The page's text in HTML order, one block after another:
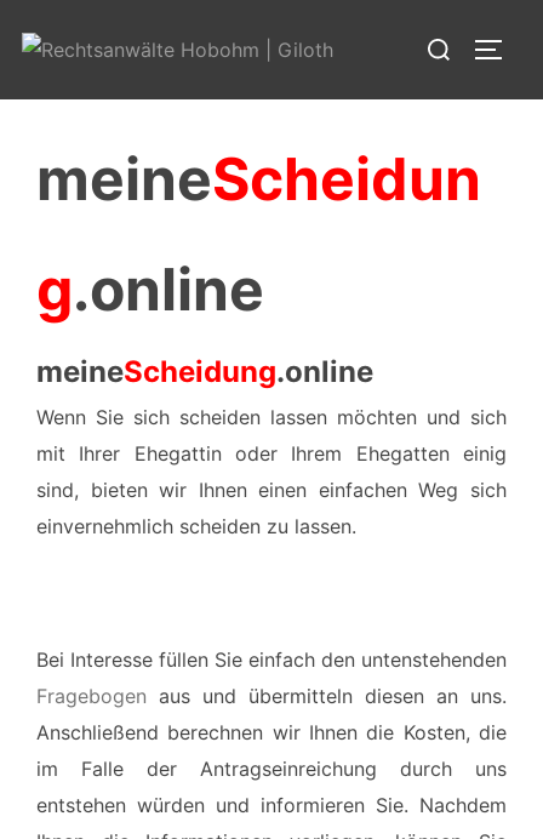
Inhalt
Suchen
meineScheidun
g.online
meineScheidung.online
Wenn Sie sich scheiden lassen möchten und sich
mit Ihrer Ehegattin oder Ihrem Ehegatten einig
sind, bieten wir Ihnen einen einfachen Weg sich
einvernehmlich scheiden zu lassen.
Bei Interesse füllen Sie einfach den untenstehenden
Fragebogen aus und übermitteln diesen an uns.
Anschließend berechnen wir Ihnen die Kosten, die
im Falle der Antragseinreichung durch uns
entstehen würden und informieren Sie. Nachdem